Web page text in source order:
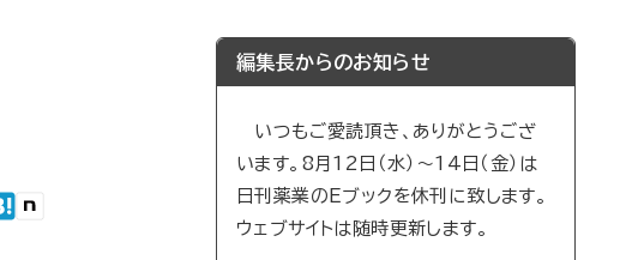
編集長からのお知らせ
いつもご愛読頂き、ありがとうござ
います。8月12日（水）～14日（金）は
日刊薬業のEブックを休刊に致します。
ウェブサイトは随時更新します。